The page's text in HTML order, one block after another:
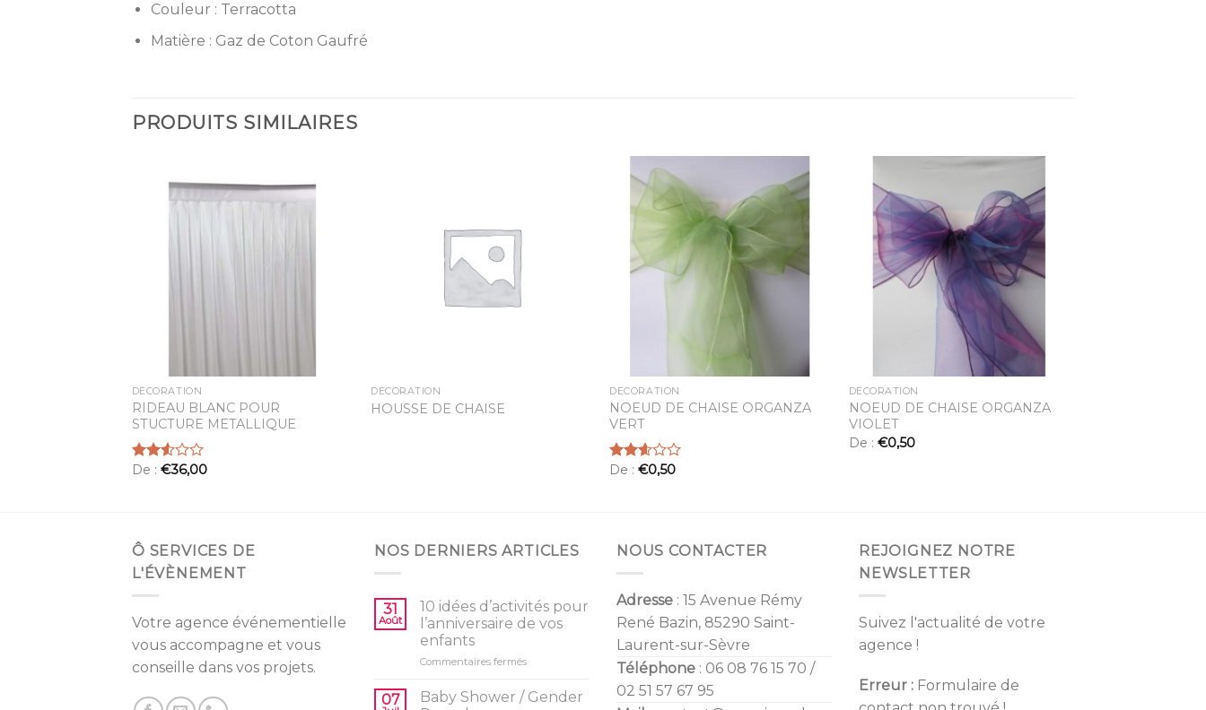
Couleur : Terracotta
Matière : Gaz de Coton Gaufré
PRODUITS SIMILAIRES
DÉCORATION
RIDEAU BLANC POUR
STUCTURE METALLIQUE
Note
De : €36,00
DÉCORATION
HOUSSE DE CHAISE
à la
d’envies
DÉCORATION
NOEUD DE CHAISE ORGANZA
VERT
Note
De :€0,50
Ajouter
à la
liste
d’envies
DÉCORATION
NOEUD DE CHAISE ORGANZA
VIOLET
De : €0,50
Ô SERVICES DE
L'ÉVÈNEMENT
Votre agence événementielle
vous accompagne et vous
conseille dans vos projets.
NOS DERNIERS ARTICLES
31
Août
10 idées d’activités pour
l’anniversaire de vos
enfants
Commentaires ferméssur
idées
d’activités
07
Baby Shower / Gender
NOUS CONTACTER
Adresse : 15 Avenue Rémy
René Bazin, 85290 Saint-
Laurent-sur-Sèvre
Téléphone : 06 08 76 15 70 /
02 51 57 67 95
REJOIGNEZ NOTRE
NEWSLETTER
Suivez l'actualité de votre
agence !
Erreur : Formulaire de